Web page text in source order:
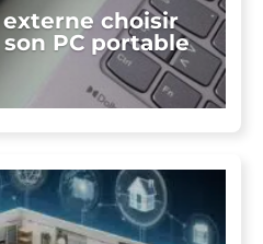
choisir
PC portable